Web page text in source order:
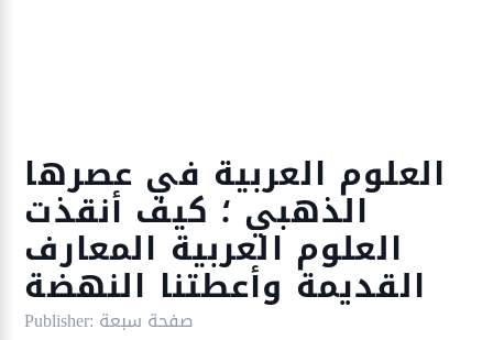
العلوم العربية في عصرها
الذهبي ؛ كيف أنقذت
العلوم العربية المعارف
القديمة وأعطتنا النهضة
Publisher: صفحة سبعة